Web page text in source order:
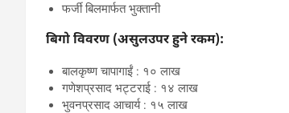
फर्जी बिलमार्फत भुक्तानी
बिगो विवरण (असुलउपर हुने रकम):
बालकृष्ण चापागाईं : १० लाख
गणेशप्रसाद भट्टराई : १४ लाख
भुवनप्रसाद आचार्य : १५ लाख